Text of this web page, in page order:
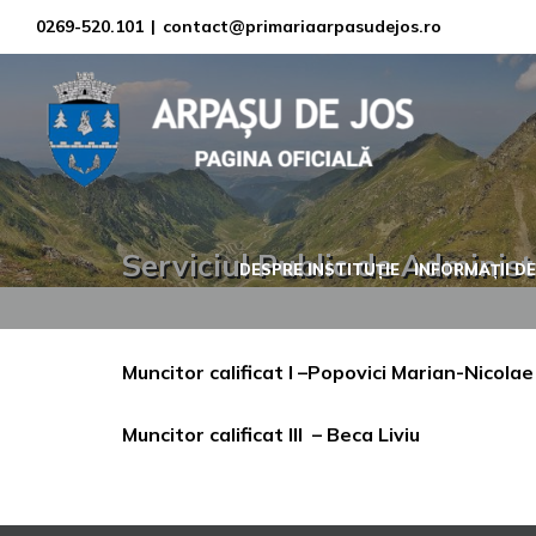
Skip
to
content
0269-520.101 | contact@primariaarpasudejos.ro
DESPRE INSTITUȚIE INFORMAȚII
Serviciul Public de
Muncitor calificat I –Popovici Marian-Nicolae
Muncitor calificat III – Beca Liviu